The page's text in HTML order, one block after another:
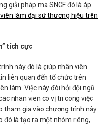
giải pháp mà SNCF đó là áp
làm đại sứ thương hiệu trên
tích cực
này đó là giúp nhân viên
liên quan đến tổ chức trên
làm. Việc này đòi hỏi đội ngũ
nhân viên có vị trí công việc
tham gia vào chương trình này.
đó là tạo ra một nhóm riêng,